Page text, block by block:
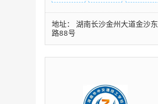
地址： 湖南长沙金州大道金沙东
路88号